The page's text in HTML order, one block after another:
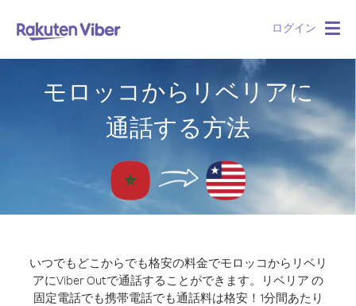
ログイン
モロッコからリベリアに
通話する方法
いつでもどこからでも格安の料金でモロッコからリベリ
アにViber Outで通話することができます。
リベリア の
固定電話でも携帯電話でも通話料は格安！1分間あたり